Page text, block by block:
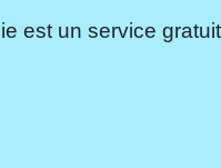
est un service